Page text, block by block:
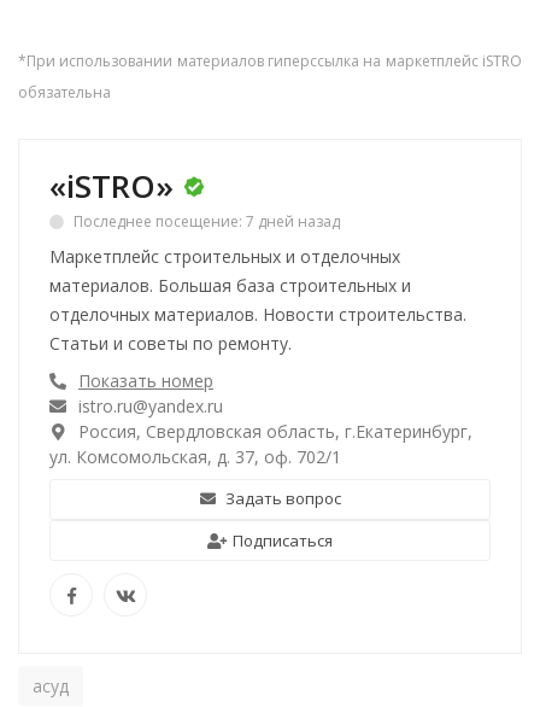
*При использовании материалов гиперссылка на маркетплейс iSTRO
обязательна
«iSTRO»
Последнее посещение: 7 дней назад
Маркетплейс строительных и отделочных
материалов. Большая база строительных и
отделочных материалов. Новости строительства.
Статьи и советы по ремонту.
Показать номер
istro.ru@yandex.ru
Россия, Свердловская область, г.Екатеринбург,
ул. Комсомольская, д. 37, оф. 702/1
Задать вопрос
Подписаться
асуд